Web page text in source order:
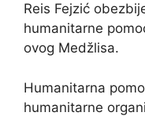
Reis Fejzić
humanitarne
ovog Medžlisa.
Humanitarna
humanitarne